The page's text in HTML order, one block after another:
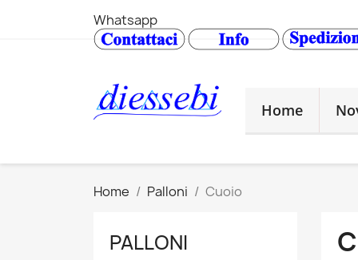
Whatsapp
Home
Home Palloni Cuoio
PALLONI